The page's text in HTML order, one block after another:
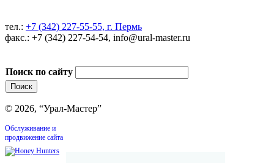
тел.: +7 (342) 227-55-55, г. Пермь
факс.: +7 (342) 227-54-54, info@ural-master.ru
Поиск по сайту
© 2026, “Урал-Мастер”
Обслуживание и
продвижение сайта